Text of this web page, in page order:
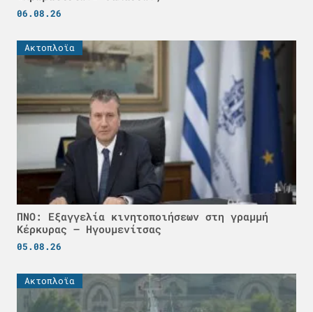
06.08.26
Ακτοπλοϊα
ΠΝΟ: Εξαγγελία κινητοποιήσεων στη γραμμή
Κέρκυρας – Ηγουμενίτσας
05.08.26
Ακτοπλοϊα